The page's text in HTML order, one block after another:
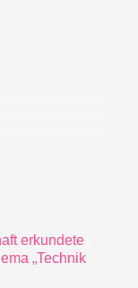
erkundete
„Technik